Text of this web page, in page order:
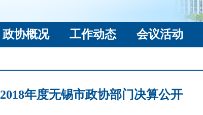
政协概况 工作动态 会议活动
2018年度无锡市政协部门决算公开